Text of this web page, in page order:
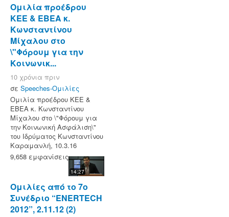
Ομιλία προέδρου
ΚΕΕ & ΕΒΕΑ κ.
Κωνσταντίνου
Μίχαλου στο
\"Φόρουμ για την
Κοινωνικ...
10 χρόνια πριν
σε Speeches-Ομιλίες
Ομιλία προέδρου ΚΕΕ &
ΕΒΕΑ κ. Κωνσταντίνου
Μίχαλου στο \"Φόρουμ για
την Κοινωνική Ασφάλιση\"
του Ιδρύματος Κωνσταντίνου
Καραμανλή, 10.3.16
9,658 εμφανίσεις
14:27
Ομιλίες από το 7ο
Συνέδριο “ENERTECH
2012”, 2.11.12 (2)